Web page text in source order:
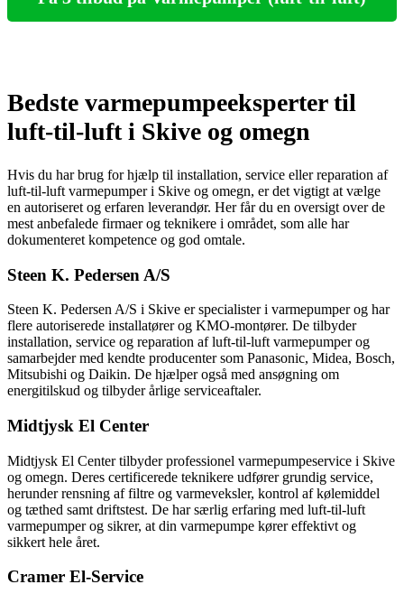
Bedste varmepumpeeksperter til
luft-til-luft i Skive og omegn
Hvis du har brug for hjælp til installation, service eller reparation af
luft-til-luft varmepumper i Skive og omegn, er det vigtigt at vælge
en autoriseret og erfaren leverandør. Her får du en oversigt over de
mest anbefalede firmaer og teknikere i området, som alle har
dokumenteret kompetence og god omtale.
Steen K. Pedersen A/S
Steen K. Pedersen A/S i Skive er specialister i varmepumper og har
flere autoriserede installatører og KMO-montører. De tilbyder
installation, service og reparation af luft-til-luft varmepumper og
samarbejder med kendte producenter som Panasonic, Midea, Bosch,
Mitsubishi og Daikin. De hjælper også med ansøgning om
energitilskud og tilbyder årlige serviceaftaler.
Midtjysk El Center
Midtjysk El Center tilbyder professionel varmepumpeservice i Skive
og omegn. Deres certificerede teknikere udfører grundig service,
herunder rensning af filtre og varmeveksler, kontrol af kølemiddel
og tæthed samt driftstest. De har særlig erfaring med luft-til-luft
varmepumper og sikrer, at din varmepumpe kører effektivt og
sikkert hele året.
Cramer El-Service